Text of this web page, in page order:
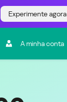
Experimente agora
A minha conta